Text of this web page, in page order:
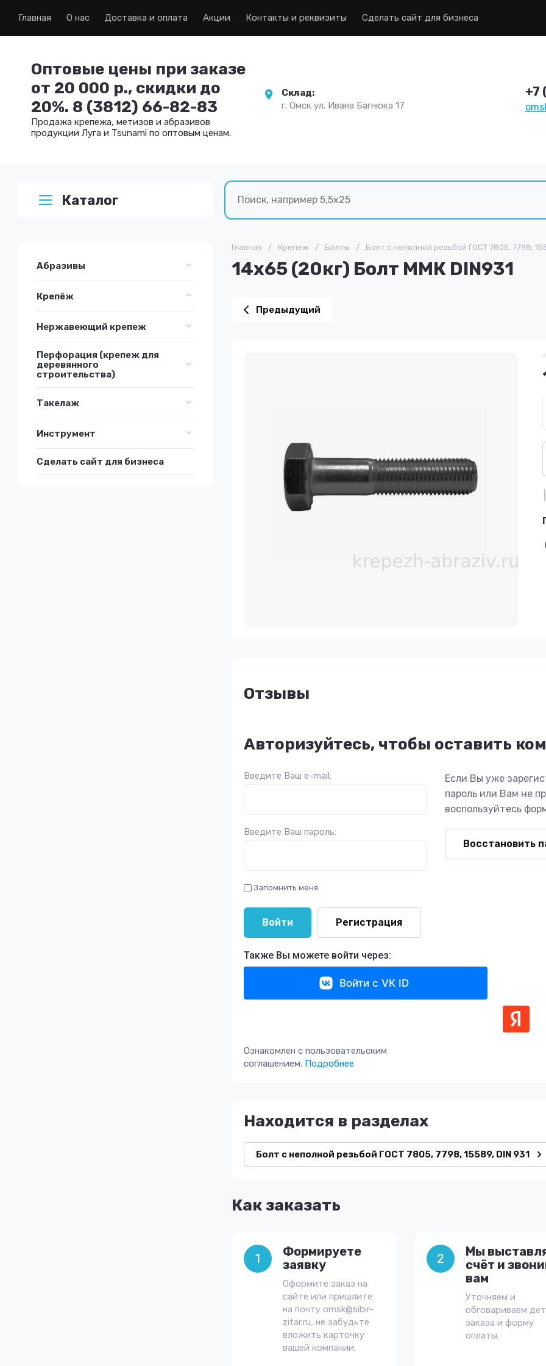
Главная О нас Доставка и оплата Акции Контакты и реквизиты Сделать сайт для бизнеса
Оптовые цены при заказе
от 20 000 р., скидки до
20%. 8 (3812) 66-82-83
Продажа крепежа, метизов и абразивов
продукции Луга и Tsunami по оптовым ценам.
Склад:
г. Омск ул. Ивана Багнюка 17
+7
Каталог
Абразивы
Крепёж
Нержавеющий крепеж
Перфорация (крепеж для
деревянного
строительства)
Такелаж
Инструмент
Сделать сайт для бизнеса
Главная / Крепёж / Болты / Болт с неполной резьбой ГОСТ 7805, 7798,
14х65 (20кг) Болт ММК DIN931
Предыдущий
Отзывы
Авторизуйтесь, чтобы оставить
Введите Ваш e-mail:
Введите Ваш пароль:
Запомнить меня
Войти Регистрация
Если Вы уже
пароль или Вам не
воспользуйтесь
Восстановить
Также Вы можете войти через:
Войти с VK ID
Ознакомлен с пользовательским
соглашением. Подробнее
Находится в разделах
Болт с неполной резьбой ГОСТ 7805, 7798, 15589, DIN 931
Как заказать
1
Формируете
заявку
Оформите заказ на
сайте или пришлите
на почту omsk@sibir-
zitar.ru, не забудьте
вложить карточку
вашей компании.
2
Мы
счёт и
вам
Уточняем и
обговариваем
заказа и форму
оплаты.